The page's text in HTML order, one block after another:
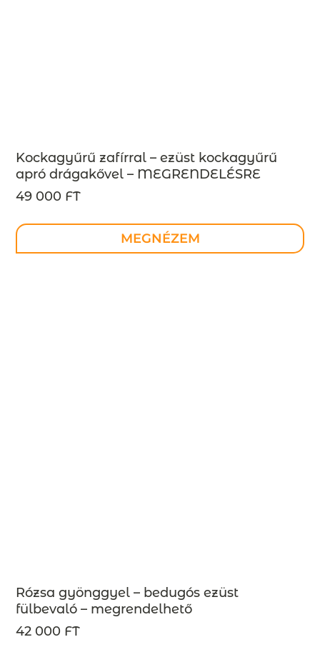
Kockagyűrű zafírral – ezüst kockagyűrű
apró drágakővel – MEGRENDELÉSRE
49 000 FT
MEGNÉZEM
Rózsa gyönggyel – bedugós ezüst
fülbevaló – megrendelhető
42 000 FT